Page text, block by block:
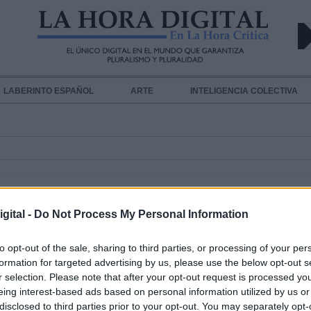
- Do Not Process My Personal Information
opt-out of the sale, sharing to third parties, or processing of your
for targeted advertising by us, please use the below opt-out
selection. Please note that after your opt-out request is processed
interest-based ads based on personal information utilized by us
to third parties prior to your opt-out. You may separately
LABERINTO ESPAÑOL ARTE INTELIGENCIA COLECTIVA
El juez confirma la suspensión de
moratoria de multas de Madrid
argumentando que prima la salud